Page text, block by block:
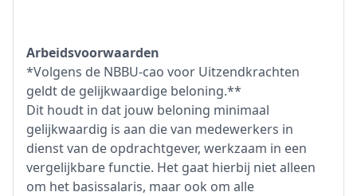
Arbeidsvoorwaarden
*Volgens de NBBU-cao voor Uitzendkrachten
geldt de gelijkwaardige beloning.**
Dit houdt in dat jouw beloning minimaal
gelijkwaardig is aan die van medewerkers in
dienst van de opdrachtgever, werkzaam in een
vergelijkbare functie. Het gaat hierbij niet alleen
om het basissalaris, maar ook om alle